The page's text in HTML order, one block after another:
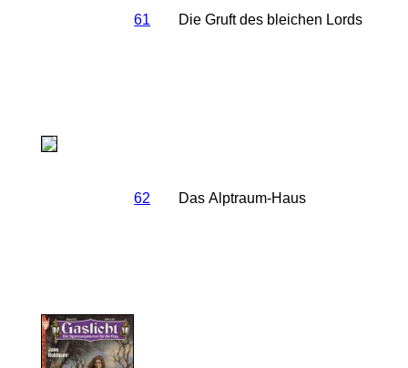
61 Die Gruft des bleichen Lords
62 Das Alptraum-Haus